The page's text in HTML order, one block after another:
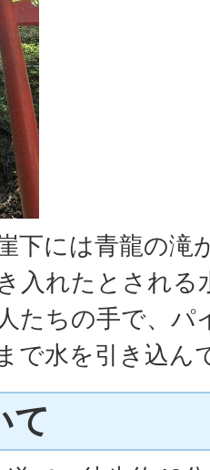
下には青龍の滝
入れたとされる
たちの手で、パ
で水を引き込ん
て